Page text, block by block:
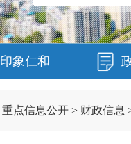
印象仁和
重点信息公开 > 财政信息